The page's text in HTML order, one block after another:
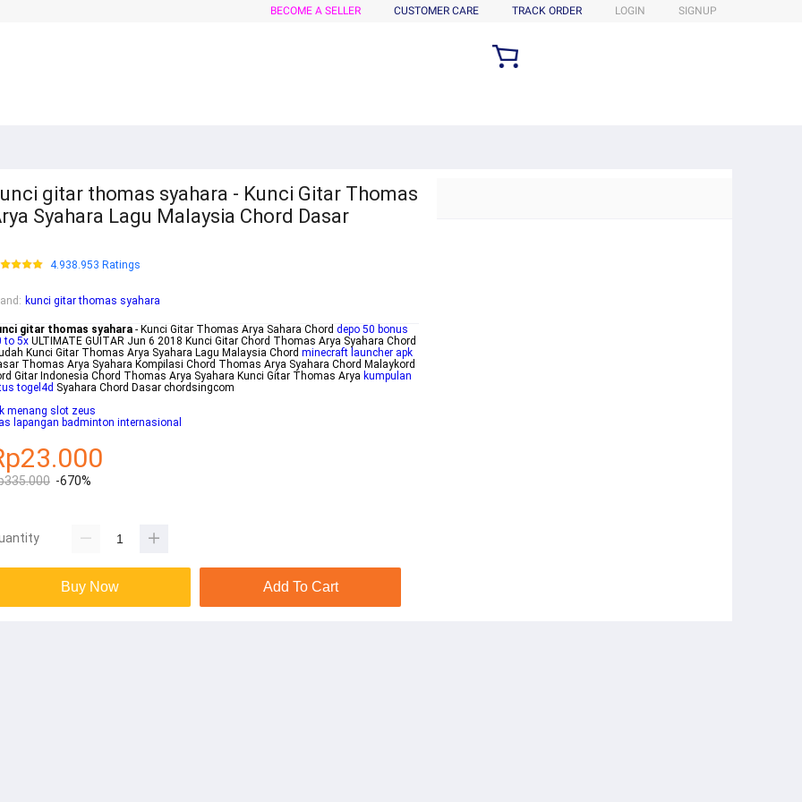
BECOME A SELLER CUSTOMER CARE TRACK ORDER LOGIN SIGNUP
gitar thomas syahara - Kunci Gitar Thomas
Syahara Lagu Malaysia Chord Dasar
4.938.953 Ratings
: kunci gitar thomas syahara
gitar thomas syahara - Kunci Gitar Thomas Arya Sahara Chord depo 50 bonus
to 5x ULTIMATE GUITAR Jun 6 2018 Kunci Gitar Chord Thomas Arya Syahara Chord
Kunci Gitar Thomas Arya Syahara Lagu Malaysia Chord minecraft launcher apk
Thomas Arya Syahara Kompilasi Chord Thomas Arya Syahara Chord Malaykord
Gitar Indonesia Chord Thomas Arya Syahara Kunci Gitar Thomas Arya kumpulan
togel4d Syahara Chord Dasar chordsingcom
menang slot zeus
lapangan badminton internasional
-670%
Buy Now Add To Cart